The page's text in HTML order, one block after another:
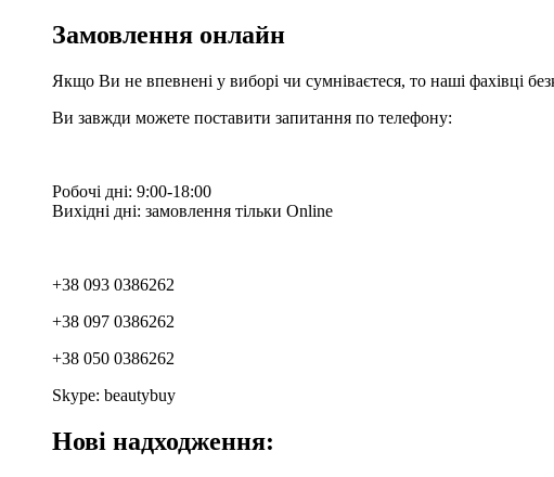
Замовлення онлайн
Якщо Ви не впевнені у виборі чи сумніваєтеся, то наші фахівці
Ви завжди можете поставити запитання по телефону:
Робочі дні: 9:00-18:00
Вихідні дні: замовлення тільки Online
+38 093 0386262
+38 097 0386262
+38 050 0386262
Skype: beautybuy
Нові надходження: